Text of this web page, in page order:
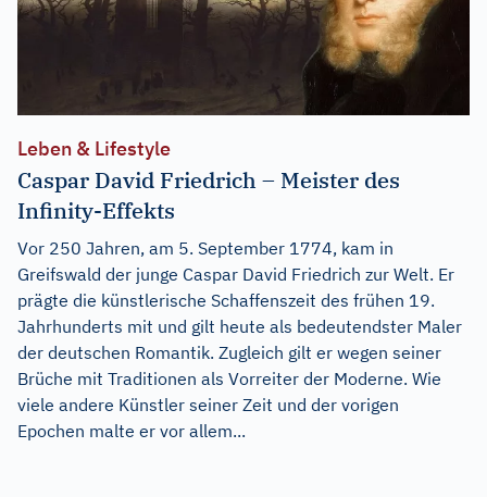
Leben & Lifestyle
Caspar David Friedrich – Meister des
Infinity-Effekts
Vor 250 Jahren, am 5. September 1774, kam in
Greifswald der junge Caspar David Friedrich zur Welt. Er
prägte die künstlerische Schaffenszeit des frühen 19.
Jahrhunderts mit und gilt heute als bedeutendster Maler
der deutschen Romantik. Zugleich gilt er wegen seiner
Brüche mit Traditionen als Vorreiter der Moderne. Wie
viele andere Künstler seiner Zeit und der vorigen
Epochen malte er vor allem...